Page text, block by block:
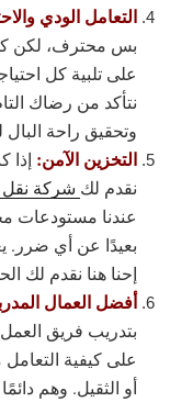
التعامل الودي
بس محترف، لكن
على تلبية كل
نتأكد من رضاك
وتحقيق راحة البال
التخزين الآمن: إذا
نقدم لك شركة
عندنا مستودعات
بعيدًا عن أي ضرر.
إحنا هنا نقدم لك
أفضل العمال
بتدريب فريق
على كيفية
أو الثقيل. وهم